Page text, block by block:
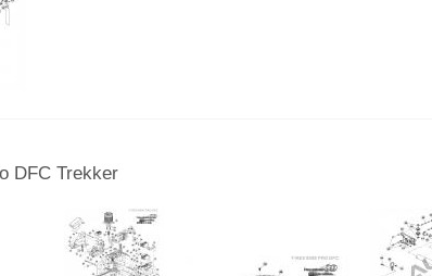
DFC Trekker